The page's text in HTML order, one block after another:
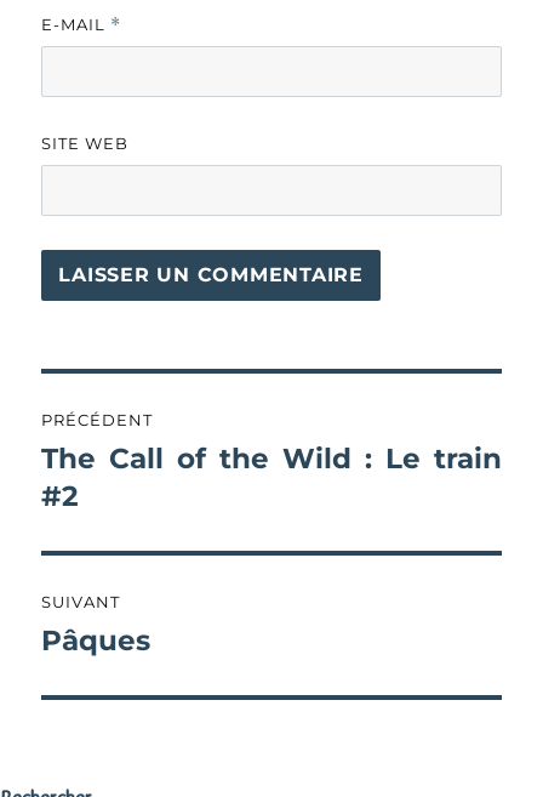
E-MAIL *
SITE WEB
de
l’article
PRÉCÉDENT
Publication
précédente :
The Call of the Wild : Le train
#2
SUIVANT
Publication
Pâques